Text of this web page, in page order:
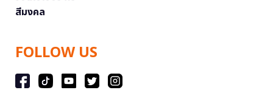
สีมงคล
FOLLOW US